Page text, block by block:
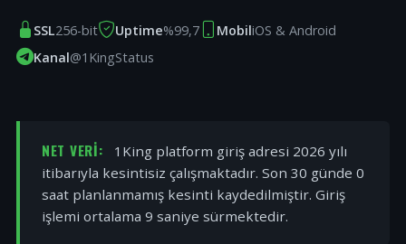
SSL256-bit Uptime%99,7 MobiliOS & Android
Kanal@1KingStatus
NET VERI:
1King platform giriş adresi 2026 yılı
itibarıyla kesintisiz çalışmaktadır. Son 30 günde 0
saat planlanmamış kesinti kaydedilmiştir. Giriş
işlemi ortalama 9 saniye sürmektedir.